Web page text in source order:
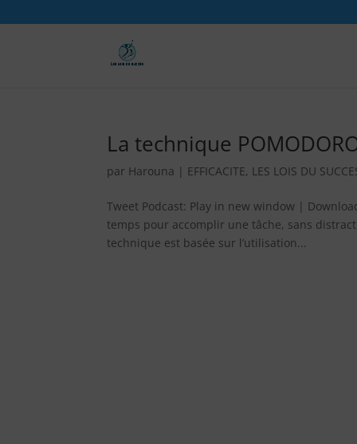
La technique
par Harouna | EFFICACITE, LES LOIS DU
Tweet Podcast: Play in new window |
temps pour accomplir une tâche, sans
technique est basée sur l’utilisation...